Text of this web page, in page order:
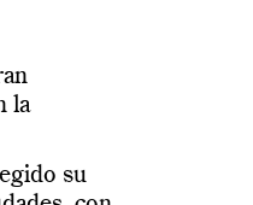
la
su